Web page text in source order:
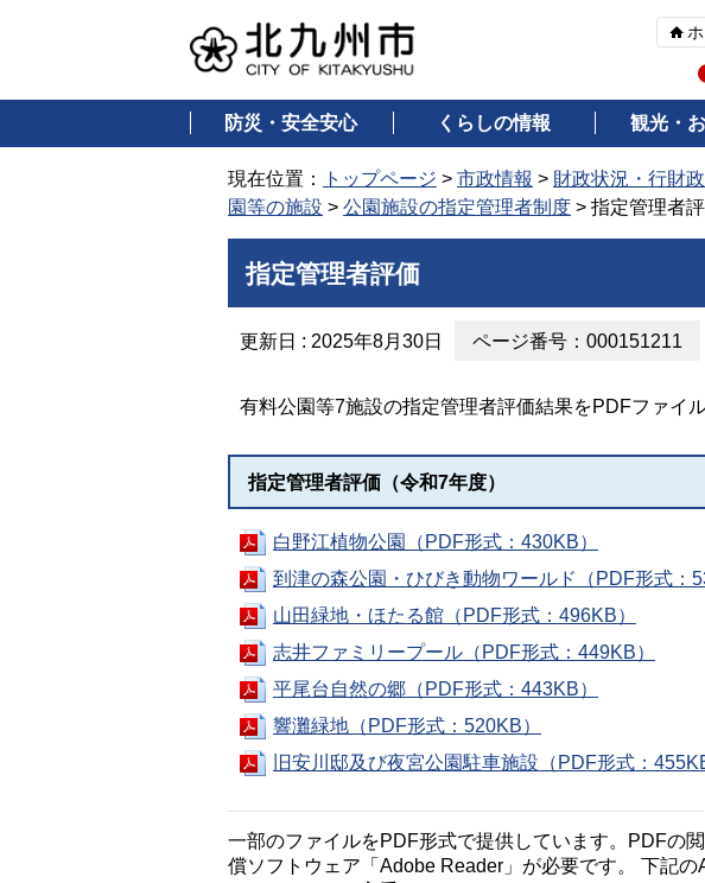
防災・安全安心 くらしの情報 観光・
現在位置： トップページ > 市政情報 > 財政状況・行財
園等の施設 > 公園施設の指定管理者制度 > 指定管理者
指定管理者評価
更新日 : 2025年8月30日 ページ番号：000151211
有料公園等7施設の指定管理者評価結果をPDFファイ
指定管理者評価（令和7年度）
白野江植物公園（PDF形式：430KB）
到津の森公園・ひびき動物ワールド（PDF形式：
山田緑地・ほたる館（PDF形式：496KB）
志井ファミリープール（PDF形式：449KB）
平尾台自然の郷（PDF形式：443KB）
響灘緑地（PDF形式：520KB）
旧安川邸及び夜宮公園駐車施設（PDF形式：
一部のファイルをPDF形式で提供しています。PDFの
償ソフトウェア「Adobe Reader」が必要です。 下記